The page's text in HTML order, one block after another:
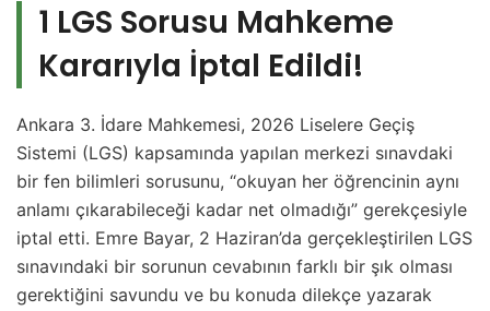
1 LGS Sorusu Mahkeme
Kararıyla İptal Edildi!
Ankara 3. İdare Mahkemesi, 2026 Liselere Geçiş
Sistemi (LGS) kapsamında yapılan merkezi sınavdaki
bir fen bilimleri sorusunu, “okuyan her öğrencinin aynı
anlamı çıkarabileceği kadar net olmadığı” gerekçesiyle
iptal etti. Emre Bayar, 2 Haziran’da gerçekleştirilen LGS
sınavındaki bir sorunun cevabının farklı bir şık olması
gerektiğini savundu ve bu konuda dilekçe yazarak